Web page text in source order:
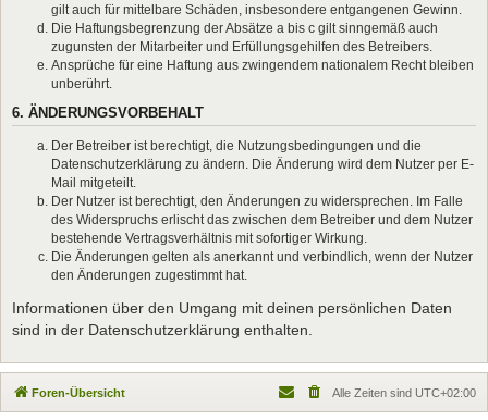
gilt auch für mittelbare Schäden, insbesondere entgangenen Gewinn.
Die Haftungsbegrenzung der Absätze a bis c gilt sinngemäß auch
zugunsten der Mitarbeiter und Erfüllungsgehilfen des Betreibers.
Ansprüche für eine Haftung aus zwingendem nationalem Recht bleiben
unberührt.
6. ÄNDERUNGSVORBEHALT
Der Betreiber ist berechtigt, die Nutzungsbedingungen und die
Datenschutzerklärung zu ändern. Die Änderung wird dem Nutzer per E-
Mail mitgeteilt.
Der Nutzer ist berechtigt, den Änderungen zu widersprechen. Im Falle
des Widerspruchs erlischt das zwischen dem Betreiber und dem Nutzer
bestehende Vertragsverhältnis mit sofortiger Wirkung.
Die Änderungen gelten als anerkannt und verbindlich, wenn der Nutzer
den Änderungen zugestimmt hat.
Informationen über den Umgang mit deinen persönlichen Daten
sind in der Datenschutzerklärung enthalten.
Foren-Übersicht Alle Zeiten sind UTC+02:00